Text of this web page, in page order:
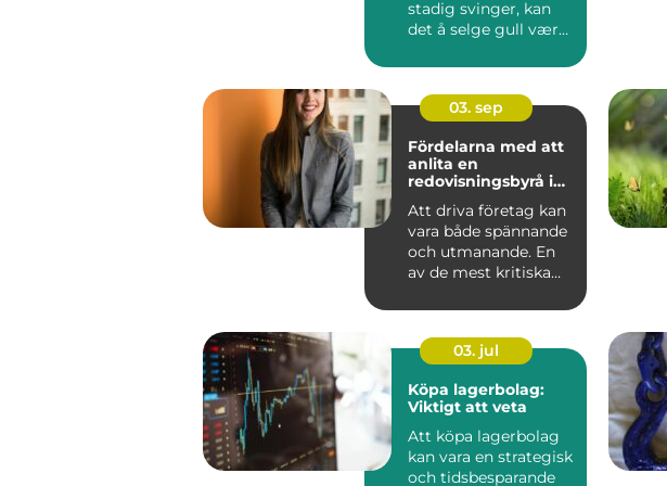
stadig svinger, kan
det å selge gull være
03. sep
Fördelarna med att
anlita en
redovisningsbyrå i
Att driva företag kan
vara både spännande
och utmanande. En
av de mest kritiska
03. jul
Köpa lagerbolag:
Viktigt att veta
Att köpa lagerbolag
kan vara en strategisk
och tidsbesparande